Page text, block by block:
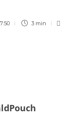
3 min